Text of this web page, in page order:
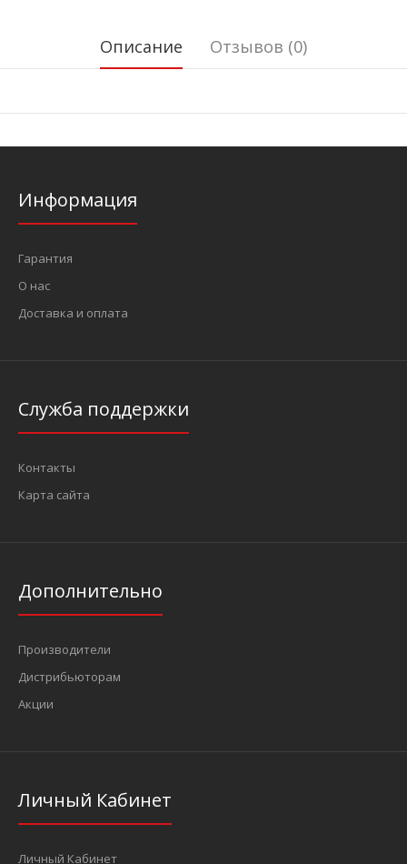
Описание Отзывов (0)
Информация
Гарантия
О нас
Доставка и оплата
Служба поддержки
Контакты
Карта сайта
Дополнительно
Производители
Дистрибьюторам
Акции
Личный Кабинет
Личный Кабинет